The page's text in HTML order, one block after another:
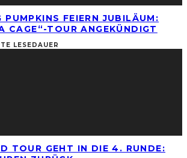
PUMPKINS FEIERN JUBILÄUM:
CAGE“-TOUR ANGEKÜNDIGT
LESEDAUER
TOUR GEHT IN DIE 4. RUNDE: